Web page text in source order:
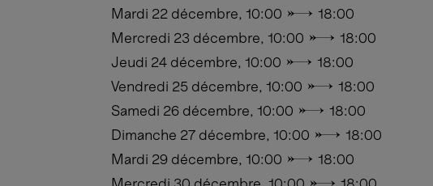
Mardi 22 décembre, 10:00 → 18:00
Mercredi 23 décembre, 10:00 → 18:00
Jeudi 24 décembre, 10:00 → 18:00
Vendredi 25 décembre, 10:00 → 18:00
Samedi 26 décembre, 10:00 → 18:00
Dimanche 27 décembre, 10:00 → 18:00
Mardi 29 décembre, 10:00 → 18:00